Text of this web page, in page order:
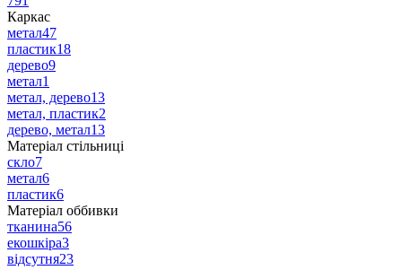
Каркас
метал47
пластик18
дерево9
метал1
метал, дерево13
метал, пластик2
дерево, метал13
Матеріал стільниці
скло7
метал6
пластик6
Матеріал оббивки
тканина56
екошкіра3
відсутня23